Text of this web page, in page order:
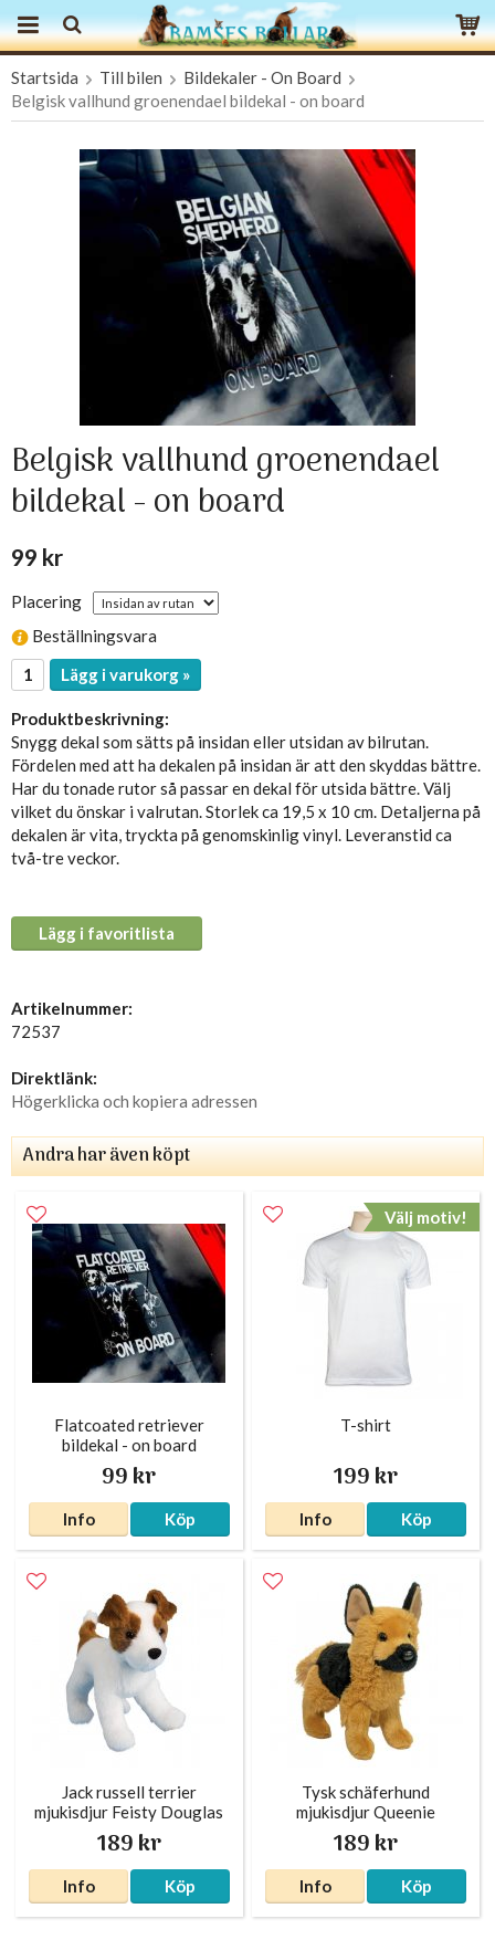
Produkten har blivit tillagd i varukorgen
Startsida Till bilen
Bildekaler - On Board
Belgisk vallhund groenendael bildekal - on board
Belgisk vallhund groenendael
bildekal - on board
99 kr
Placering
Beställningsvara
Lägg i varukorg »
Produktbeskrivning:
Snygg dekal som sätts på insidan eller utsidan av bilrutan.
Fördelen med att ha dekalen på insidan är att den skyddas bättre.
Har du tonade rutor så passar en dekal för utsida bättre. Välj
vilket du önskar i valrutan. Storlek ca 19,5 x 10 cm. Detaljerna på
dekalen är vita, tryckta på genomskinlig vinyl. Leveranstid ca
två-tre veckor.
Lägg i favoritlista
Artikelnummer:
72537
Direktlänk:
Högerklicka och kopiera adressen
Andra har även köpt
Flatcoated retriever
bildekal - on board
99 kr
Info Köp
Välj motiv!
T-shirt
199 kr
Info Köp
Jack russell terrier
mjukisdjur Feisty Douglas
189 kr
Info Köp
Tysk schäferhund
mjukisdjur Queenie
189 kr
Info Köp